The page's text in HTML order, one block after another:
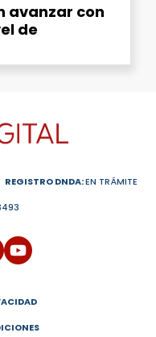
avanzar con
de
REGISTRO DNDA:EN TRÁMITE